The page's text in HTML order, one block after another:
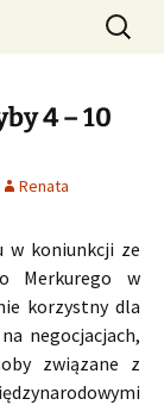
Szukaj:
4 – 10
Renata
w koniunkcji ze
Merkurego w
korzystny dla
negocjacjach,
związane z